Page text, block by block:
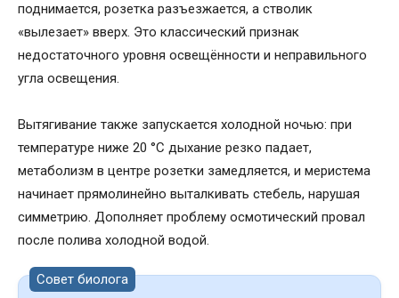
поднимается, розетка разъезжается, а стволик
«вылезает» вверх. Это классический признак
недостаточного уровня освещённости и неправильного
угла освещения.
Вытягивание также запускается холодной ночью: при
температуре ниже 20 °C дыхание резко падает,
метаболизм в центре розетки замедляется, и меристема
начинает прямолинейно выталкивать стебель, нарушая
симметрию. Дополняет проблему осмотический провал
после полива холодной водой.
Совет биолога